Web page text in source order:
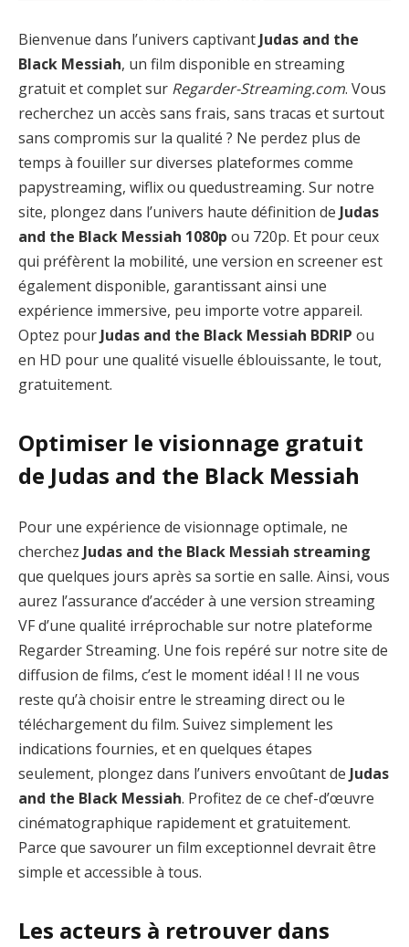
Bienvenue dans l’univers captivant Judas and the
Black Messiah, un film disponible en streaming
gratuit et complet sur Regarder-Streaming.com. Vous
recherchez un accès sans frais, sans tracas et surtout
sans compromis sur la qualité ? Ne perdez plus de
temps à fouiller sur diverses plateformes comme
papystreaming, wiflix ou quedustreaming. Sur notre
site, plongez dans l’univers haute définition de Judas
and the Black Messiah 1080p ou 720p. Et pour ceux
qui préfèrent la mobilité, une version en screener est
également disponible, garantissant ainsi une
expérience immersive, peu importe votre appareil.
Optez pour Judas and the Black Messiah BDRIP ou
en HD pour une qualité visuelle éblouissante, le tout,
gratuitement.
Optimiser le visionnage gratuit
de Judas and the Black Messiah
Pour une expérience de visionnage optimale, ne
cherchez Judas and the Black Messiah streaming
que quelques jours après sa sortie en salle. Ainsi, vous
aurez l’assurance d’accéder à une version streaming
VF d’une qualité irréprochable sur notre plateforme
Regarder Streaming. Une fois repéré sur notre site de
diffusion de films, c’est le moment idéal ! Il ne vous
reste qu’à choisir entre le streaming direct ou le
téléchargement du film. Suivez simplement les
indications fournies, et en quelques étapes
seulement, plongez dans l’univers envoûtant de Judas
and the Black Messiah. Profitez de ce chef-d’œuvre
cinématographique rapidement et gratuitement.
Parce que savourer un film exceptionnel devrait être
simple et accessible à tous.
Les acteurs à retrouver dans